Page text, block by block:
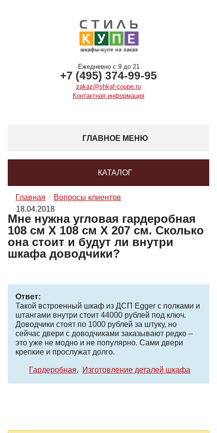
Ежедневно с 9 до 21
+7 (495) 374-99-95
zakaz@shkaf-coupe.ru
Контактная информация
ГЛАВНОЕ МЕНЮ
КАТАЛОГ
Главная
Вопросы клиентов
18.04.2018
Мне нужна угловая гардеробная
108 см Х 108 см Х 207 см. Сколько
она стоит и будут ли внутри
шкафа доводчики?
Ответ:
Такой встроенный шкаф из ДСП Egger с полками и
штангами внутри стоит 44000 рублей под ключ.
Доводчики стоят по 1000 рублей за штуку, но
сейчас двери с доводчиками заказывают редко –
это уже не модно и не популярно. Сами двери
крепкие и прослужат долго.
Гардеробная Изготовление деталей шкафа